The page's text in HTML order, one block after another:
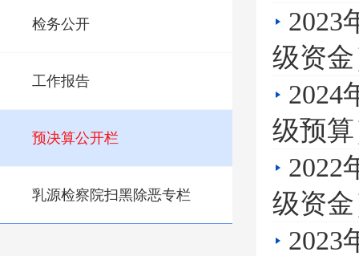
检务公开
工作报告
预决算公开栏
乳源检察院扫黑除恶专栏
2023
级资
2024
级预
2022
级资
2023